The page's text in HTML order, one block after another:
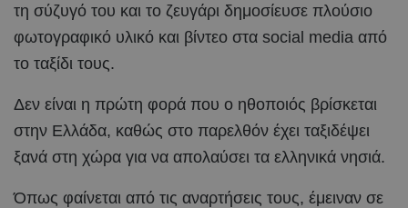
τη σύζυγό του και το ζευγάρι δημοσίευσε πλούσιο
φωτογραφικό υλικό και βίντεο στα social media από
το ταξίδι τους.
Δεν είναι η πρώτη φορά που ο ηθοποιός βρίσκεται
στην Ελλάδα, καθώς στο παρελθόν έχει ταξιδέψει
ξανά στη χώρα για να απολαύσει τα ελληνικά νησιά.
Όπως φαίνεται από τις αναρτήσεις τους, έμειναν σε